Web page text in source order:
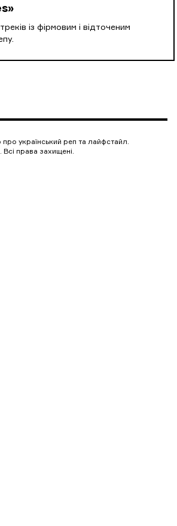
із фірмовим і відточеним
український реп та лайфстайл.
права захищені.